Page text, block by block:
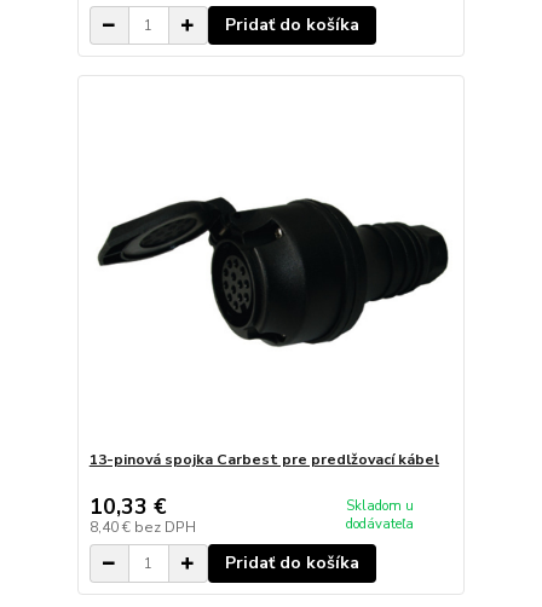
Pridať do košíka
13-pinová spojka Carbest pre predlžovací kábel
10,33 €
8,40 € bez DPH
Skladom u
dodávateľa
Pridať do košíka